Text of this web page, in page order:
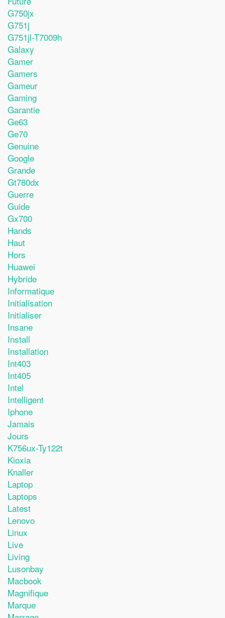
G750jx
G751j
G751jl-T7009h
Galaxy
Gamer
Gamers
Gameur
Gaming
Garantie
Ge63
Ge70
Genuine
Google
Grande
Gt780dx
Guerre
Guide
Gx700
Hands
Haut
Hors
Huawei
Hybride
Informatique
Initialisation
Initialiser
Insane
Install
Installation
Int403
Int405
Intel
Intelligent
Iphone
Jamais
Jours
K756ux-Ty122t
Kioxia
Knaller
Laptop
Laptops
Latest
Lenovo
Linux
Live
Living
Lusonbay
Macbook
Magnifique
Marque